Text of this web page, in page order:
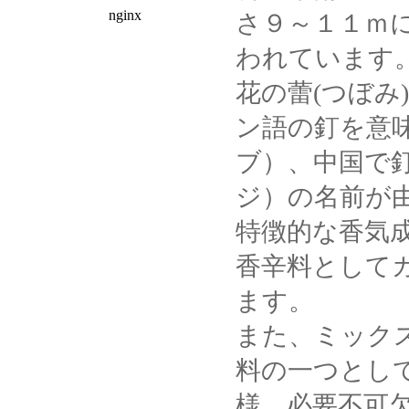
さ９～１１ｍ
われています
花の蕾(つぼ
ン語の釘を意
ブ）、中国で
ジ）の名前が
特徴的な香気
香辛料として
ます。
また、ミック
料の一つとし